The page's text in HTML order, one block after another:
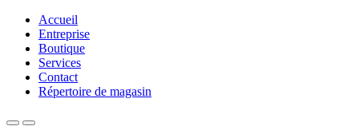
Accueil
Entreprise
Boutique
Services
Contact
Répertoire de magasin